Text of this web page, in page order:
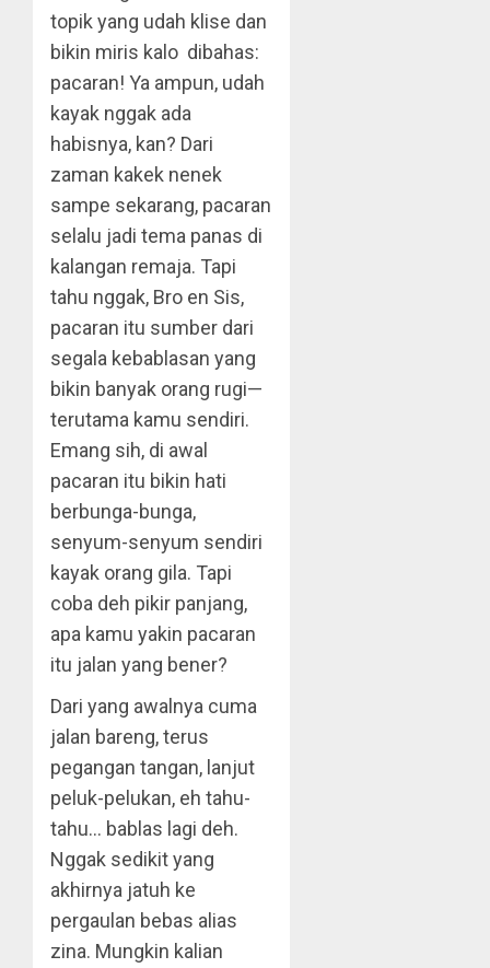
topik yang udah klise dan
bikin miris kalo dibahas:
pacaran! Ya ampun, udah
kayak nggak ada
habisnya, kan? Dari
zaman kakek nenek
sampe sekarang, pacaran
selalu jadi tema panas di
kalangan remaja. Tapi
tahu nggak, Bro en Sis,
pacaran itu sumber dari
segala kebablasan yang
bikin banyak orang rugi—
terutama kamu sendiri.
Emang sih, di awal
pacaran itu bikin hati
berbunga-bunga,
senyum-senyum sendiri
kayak orang gila. Tapi
coba deh pikir panjang,
apa kamu yakin pacaran
itu jalan yang bener?
Dari yang awalnya cuma
jalan bareng, terus
pegangan tangan, lanjut
peluk-pelukan, eh tahu-
tahu… bablas lagi deh.
Nggak sedikit yang
akhirnya jatuh ke
pergaulan bebas alias
zina. Mungkin kalian